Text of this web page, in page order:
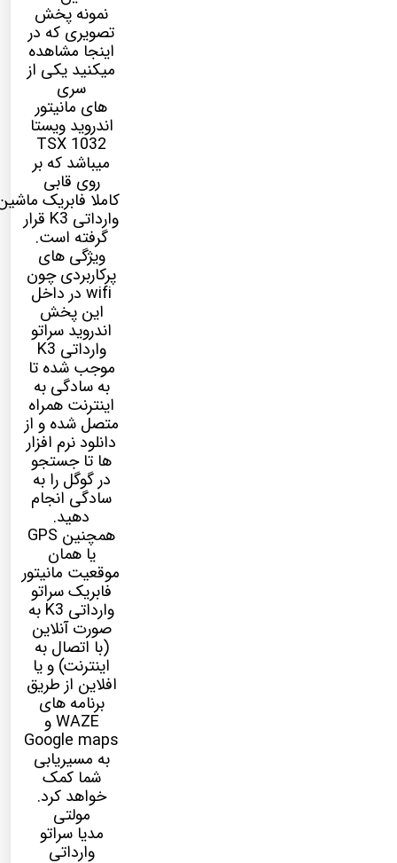
نمونه پخش
تصویری که در
اینجا مشاهده
میکنید یکی از
سری
های مانیتور
اندروید ویستا
TSX 1032
میباشد که بر
روی قابی
کاملا فابریک
وارداتی K3 قرار
گرفته است.
ویژگی های
پرکاربردی چون
wifi در داخل
این پخش
اندروید سراتو
وارداتی K3
موجب شده تا
به سادگی به
اینترنت همراه
متصل شده و از
دانلود نرم افزار
ها تا جستجو
در گوگل را به
سادگی انجام
دهید.
همچنین GPS
یا همان
موقعیت مانیتور
فابریکسراتو
وارداتی K3 به
صورت آنلاین
(با اتصال به
اینترنت) و یا
افلاین از طریق
برنامه های
WAZE و
Google maps
به مسیریابی
شما کمک
خواهد کرد.
مولتی
مدیا سراتو
وارداتی